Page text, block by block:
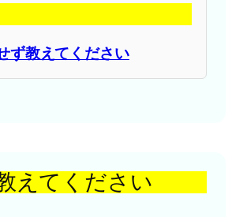
ず教えてください
えてください